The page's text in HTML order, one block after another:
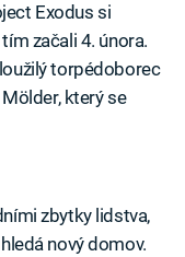
Exodus si
začali 4. února.
torpédoborec
který se
zbytky lidstva,
nový domov.